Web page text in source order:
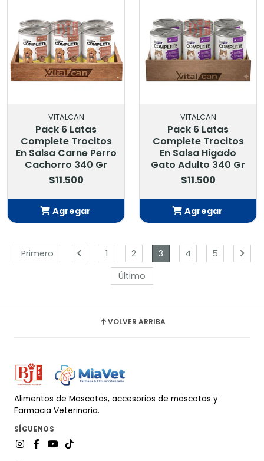
VITALCAN
Pack 6 Latas
Complete Trocitos
En Salsa Carne Perro
Cachorro 340 Gr
$11.500
Agregar
VITALCAN
Pack 6 Latas
Complete Trocitos
En Salsa Higado
Gato Adulto 340 Gr
$11.500
Agregar
Primero
1 2 3 4
5
Último
VOLVER ARRIBA
Alimentos de Mascotas, accesorios de mascotas y
Farmacia Veterinaria.
SÍGUENOS